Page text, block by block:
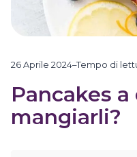
26 Aprile 2024–Tempo di
Pancakes
mangiarli?